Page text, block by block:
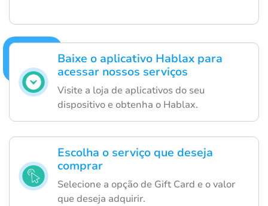
Baixe o aplicativo Hablax para
acessar nossos serviços
Visite a loja de aplicativos do seu
dispositivo e obtenha o Hablax.
Escolha o serviço que deseja
comprar
Selecione a opção de Gift Card e o valor
que deseja adquirir.